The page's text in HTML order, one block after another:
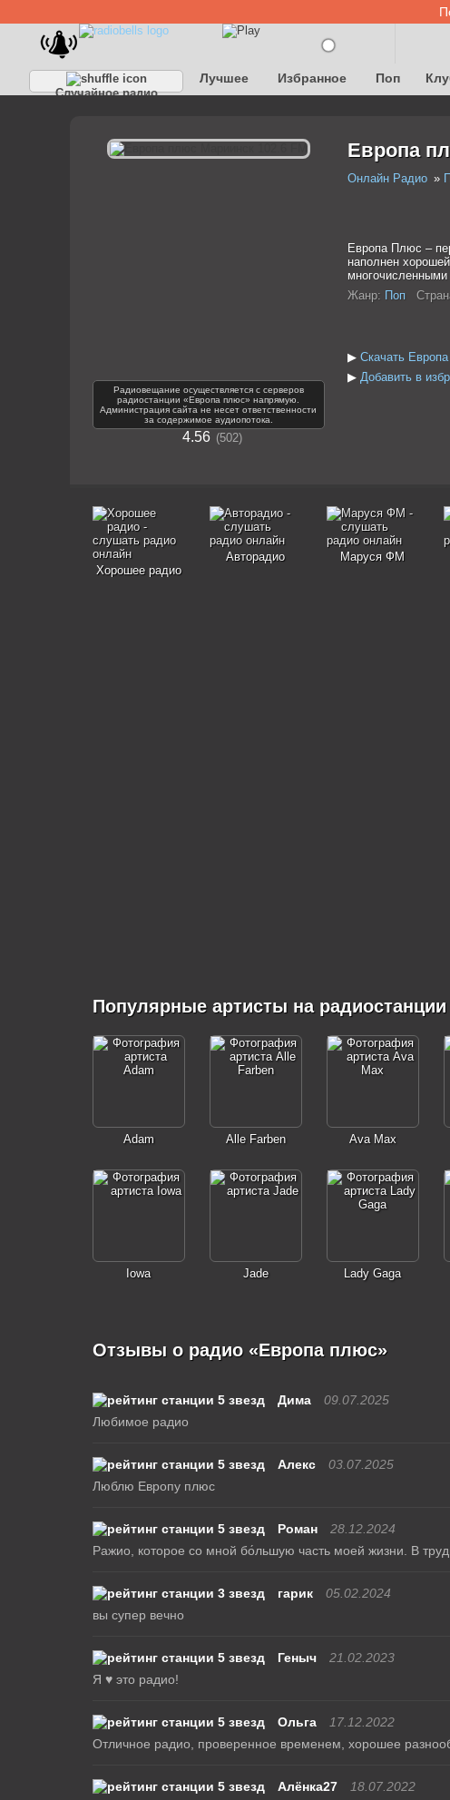
Случайное радио
Лучшее Избранное Поп
Радиовещание осуществляется с серверов
радиостанции «Европа плюс» напрямую.
Администрация сайта не несет ответственности
за содержимое аудиопотока.
4.56 502
Европа
Онлайн Радио
Европа Плюс –
наполнен
Жанр: Поп
▶ Скачать
▶ Добавить в
Хорошее радио
Авторадио Маруся ФМ
Популярные артисты на
Adam Alle Farben Ava Max
Iowa Jade Lady Gaga
Отзывы о радио «Европа плюс»
Дима
09.07.2025
Любимое радио
Алекс
03.07.2025
Люблю Европу плюс
Роман
28.12.2024
Ражио, которое со мной бо́льшую часть моей жизни. В
гарик
05.02.2024
вы супер вечно
Геныч
21.02.2023
Я ♥ это радио!
Ольга
17.12.2022
Отличное радио, проверенное временем, хорошее
Алёнка27
18.07.2022